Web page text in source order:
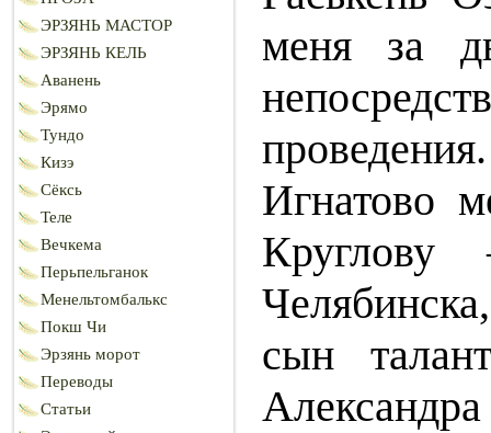
ЭРЗЯНЬ МАСТОР
ЭРЗЯНЬ КЕЛЬ
Аванень
Эрямо
Тундо
Кизэ
Сёксь
Теле
Вечкема
Перьпельганок
Менельтомбалькс
Покш Чи
Эрзянь морот
Переводы
Статьи
меня за
Игнатово
сын